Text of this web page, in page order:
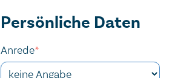
Kontaktformular
Persönliche Daten
Anrede*